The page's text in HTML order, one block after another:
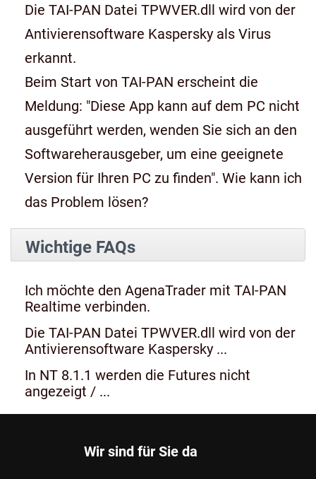
Die TAI-PAN Datei TPWVER.dll wird von der
Antivierensoftware Kaspersky als Virus
erkannt.
Beim Start von TAI-PAN erscheint die
Meldung: "Diese App kann auf dem PC nicht
ausgeführt werden, wenden Sie sich an den
Softwareherausgeber, um eine geeignete
Version für Ihren PC zu finden". Wie kann ich
das Problem lösen?
Wichtige FAQs
Ich möchte den AgenaTrader mit TAI-PAN
Realtime verbinden.
Die TAI-PAN Datei TPWVER.dll wird von der
Antivierensoftware Kaspersky ...
In NT 8.1.1 werden die Futures nicht
angezeigt / ...
Wir sind für Sie da